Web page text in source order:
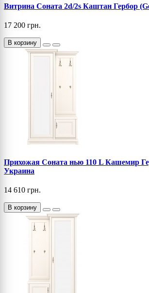
Витрина Соната 2d/2s Каштан Гербор
17 200 грн.
В корзину
Прихожая Соната нью 110 L Кашемир
Украина
14 610 грн.
В корзину